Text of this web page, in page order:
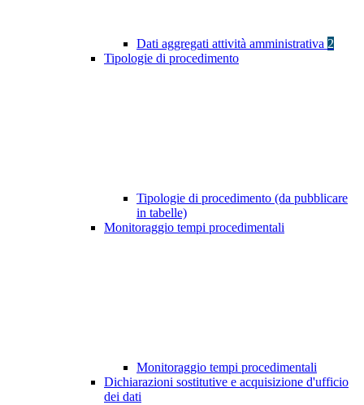
Dati aggregati attività amministrativa 2
Tipologie di procedimento
Tipologie di procedimento (da pubblicare
in tabelle)
Monitoraggio tempi procedimentali
Monitoraggio tempi procedimentali
Dichiarazioni sostitutive e acquisizione d'ufficio
dei dati